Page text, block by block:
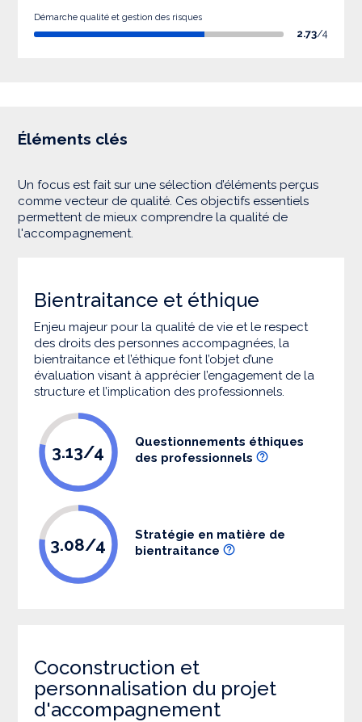
Démarche qualité et gestion des risques
2.73/4
Éléments clés
Un focus est fait sur une sélection d’éléments perçus
comme vecteur de qualité. Ces objectifs essentiels
permettent de mieux comprendre la qualité de
l'accompagnement.
Bientraitance et éthique
Enjeu majeur pour la qualité de vie et le respect
des droits des personnes accompagnées, la
bientraitance et l’éthique font l’objet d’une
évaluation visant à apprécier l’engagement de la
structure et l’implication des professionnels.
3.13/4
Questionnements éthiques
des professionnels
3.08/4
Stratégie en matière de
bientraitance
Coconstruction et
personnalisation du projet
d'accompagnement